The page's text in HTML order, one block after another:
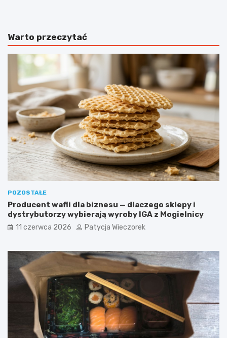
Warto przeczytać
POZOSTAŁE
Producent wafli dla biznesu — dlaczego sklepy i
dystrybutorzy wybierają wyroby IGA z Mogielnicy
11 czerwca 2026 Patycja Wieczorek